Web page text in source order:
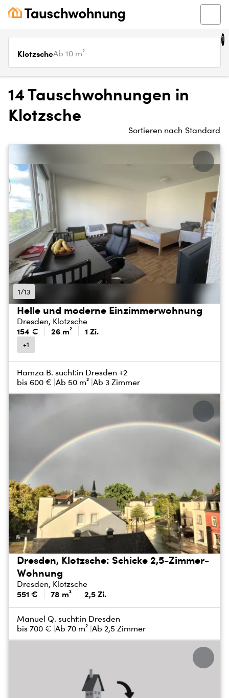
KlotzscheAb 10 m²
1
14 Tauschwohnungen in
Klotzsche
Sortieren nach Standard
1/13
Helle und moderne Einzimmerwohnung
Dresden, Klotzsche
154 € 26 m² 1 Zi.
+1
Hamza B. sucht:in Dresden +2
bis 600 € Ab 50 m² Ab 3 Zimmer
Dresden, Klotzsche: Schicke 2,5-Zimmer-
Wohnung
Dresden, Klotzsche
551 € 78 m² 2,5 Zi.
Manuel Q. sucht:in Dresden
bis 700 € Ab 70 m² Ab 2,5 Zimmer